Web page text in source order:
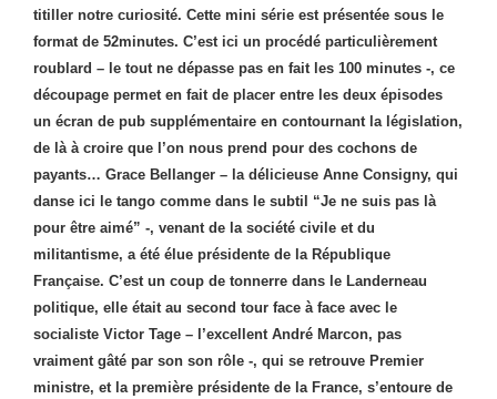
titiller notre curiosité. Cette mini série est présentée sous le
format de 52minutes. C’est ici un procédé particulièrement
roublard – le tout ne dépasse pas en fait les 100 minutes -, ce
découpage permet en fait de placer entre les deux épisodes
un écran de pub supplémentaire en contournant la législation,
de là à croire que l’on nous prend pour des cochons de
payants… Grace Bellanger – la délicieuse Anne Consigny, qui
danse ici le tango comme dans le subtil “Je ne suis pas là
pour être aimé” -, venant de la société civile et du
militantisme, a été élue présidente de la République
Française. C’est un coup de tonnerre dans le Landerneau
politique, elle était au second tour face à face avec le
socialiste Victor Tage – l’excellent André Marcon, pas
vraiment gâté par son son rôle -, qui se retrouve Premier
ministre, et la première présidente de la France, s’entoure de